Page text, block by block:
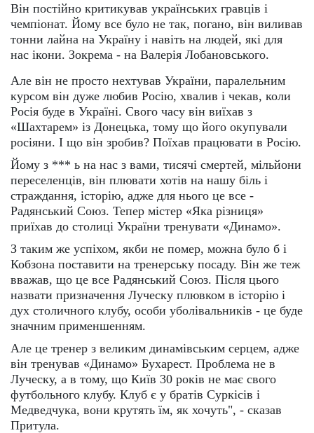
Він постійно критикував українських гравців і
чемпіонат. Йому все було не так, погано, він виливав
тонни лайна на Україну і навіть на людей, які для
нас ікони. Зокрема - на Валерія Лобановського.
Але він не просто нехтував України, паралельним
курсом він дуже любив Росію, хвалив і чекав, коли
Росія буде в Україні. Свого часу він виїхав з
«Шахтарем» із Донецька, тому що його окупували
росіяни. І що він зробив? Поїхав працювати в Росію.
Йому з *** ь на нас з вами, тисячі смертей, мільйони
переселенців, він плювати хотів на нашу біль і
страждання, історію, адже для нього це все -
Радянський Союз. Тепер містер «Яка різниця»
приїхав до столиці України тренувати «Динамо».
З таким же успіхом, якби не помер, можна було б і
Кобзона поставити на тренерську посаду. Він же теж
вважав, що це все Радянський Союз. Після цього
назвати призначення Луческу плювком в історію і
дух столичного клубу, особи уболівальників - це буде
значним применшенням.
Але це тренер з великим динамівським серцем, адже
він тренував «Динамо» Бухарест. Проблема не в
Луческу, а в тому, що Київ 30 років не має свого
футбольного клубу. Клуб є у братів Суркісів і
Медведчука, вони крутять їм, як хочуть", - сказав
Притула.